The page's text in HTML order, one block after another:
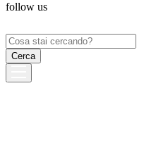
follow us
Ricerca
per: